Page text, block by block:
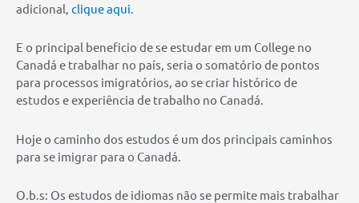
adicional, clique aqui.
E o principal beneficio de se estudar em um College no
Canadá e trabalhar no país, seria o somatório de pontos
para processos imigratórios, ao se criar histórico de
estudos e experiência de trabalho no Canadá.
Hoje o caminho dos estudos é um dos principais caminhos
para se imigrar para o Canadá.
O.b.s: Os estudos de idiomas não se permite mais trabalhar